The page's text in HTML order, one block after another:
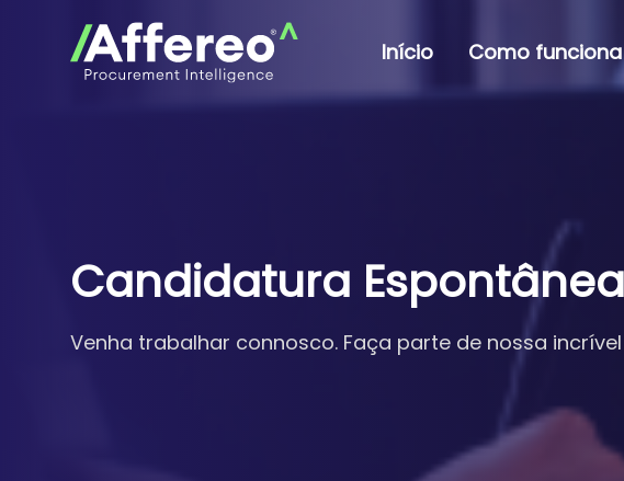
Início Como funciona
Candidatura Espontânea
Venha trabalhar connosco. Faça parte de nossa